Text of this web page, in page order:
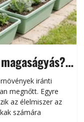
iránti
megnőtt. Egyre
az élelmiszer az
számára